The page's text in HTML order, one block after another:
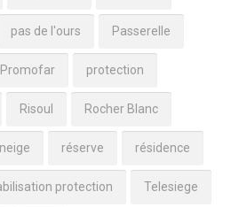
pas de l'ours Passerelle
Promofar protection
Risoul Rocher Blanc
réserve résidence
protection Telesiege